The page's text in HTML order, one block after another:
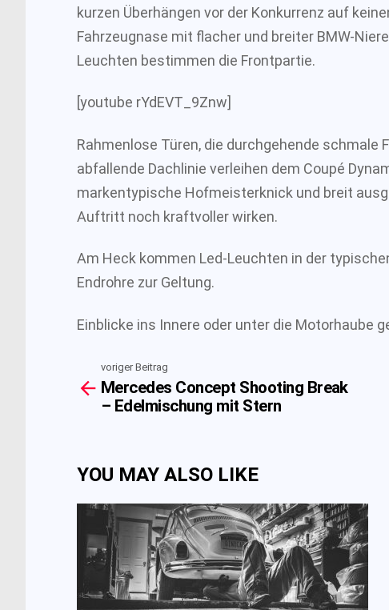
kurzen Überhängen vor der Konkurrenz auf
Fahrzeugnase mit flacher und breiter BMW-
Leuchten bestimmen die Frontpartie.
[youtube rYdEVT_9Znw]
Rahmenlose Türen, die durchgehende schmale
abfallende Dachlinie verleihen dem Coupé
markentypische Hofmeisterknick und breit
Auftritt noch kraftvoller wirken.
Am Heck kommen Led-Leuchten in der
Endrohre zur Geltung.
Einblicke ins Innere oder unter die Motorhaube
more
voriger Beitrag
Mercedes Concept Shooting Break
– Edelmischung mit Stern
YOU MAY ALSO LIKE